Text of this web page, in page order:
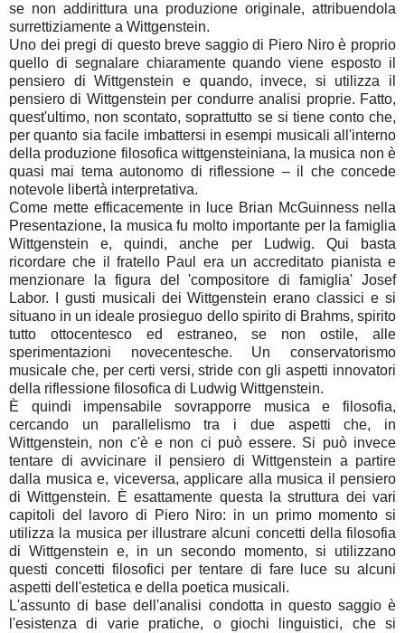
se non addirittura una produzione originale, attribuendola
surrettiziamente a Wittgenstein.
Uno dei pregi di questo breve saggio di Piero Niro è proprio
quello di segnalare chiaramente quando viene esposto il
pensiero di Wittgenstein e quando, invece, si utilizza il
pensiero di Wittgenstein per condurre analisi proprie. Fatto,
quest'ultimo, non scontato, soprattutto se si tiene conto che,
per quanto sia facile imbattersi in esempi musicali all'interno
della produzione filosofica wittgensteiniana, la musica non è
quasi mai tema autonomo di riflessione – il che concede
notevole libertà interpretativa.
Come mette efficacemente in luce Brian McGuinness nella
Presentazione, la musica fu molto importante per la famiglia
Wittgenstein e, quindi, anche per Ludwig. Qui basta
ricordare che il fratello Paul era un accreditato pianista e
menzionare la figura del 'compositore di famiglia' Josef
Labor. I gusti musicali dei Wittgenstein erano classici e si
situano in un ideale prosieguo dello spirito di Brahms, spirito
tutto ottocentesco ed estraneo, se non ostile, alle
sperimentazioni novecentesche. Un conservatorismo
musicale che, per certi versi, stride con gli aspetti innovatori
della riflessione filosofica di Ludwig Wittgenstein.
È quindi impensabile sovrapporre musica e filosofia,
cercando un parallelismo tra i due aspetti che, in
Wittgenstein, non c'è e non ci può essere. Si può invece
tentare di avvicinare il pensiero di Wittgenstein a partire
dalla musica e, viceversa, applicare alla musica il pensiero
di Wittgenstein. È esattamente questa la struttura dei vari
capitoli del lavoro di Piero Niro: in un primo momento si
utilizza la musica per illustrare alcuni concetti della filosofia
di Wittgenstein e, in un secondo momento, si utilizzano
questi concetti filosofici per tentare di fare luce su alcuni
aspetti dell'estetica e della poetica musicali.
L'assunto di base dell'analisi condotta in questo saggio è
l'esistenza di varie pratiche, o giochi linguistici, che si